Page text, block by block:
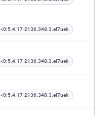
<0:5.4.17-2136.348.3.el7uek
<0:5.4.17-2136.348.3.el7uek
<0:5.4.17-2136.348.3.el7uek